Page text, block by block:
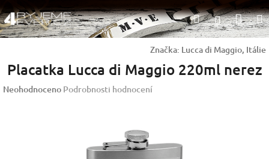
na
obsah
HledatPřihlášení
Značka: Lucca di Maggio, Itálie
Placatka Lucca di Maggio 220ml nerez
Průměrné
Neohodnoceno Podrobnosti hodnocení